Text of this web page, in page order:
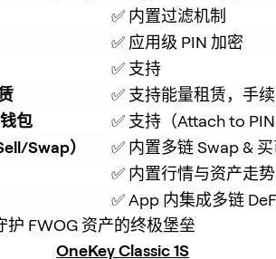
✅ 内置过滤机制
✅ 应用级 PIN 加密
✅ 支持
✅ 支持能量租赁，手
包
✅ 支持（Attach to
Swap）
✅ 内置多链 Swap &
✅ 内置行情与资产走势
✅ App 内集成多链
护 FWOG 资产的终极堡垒
OneKey Classic 1S